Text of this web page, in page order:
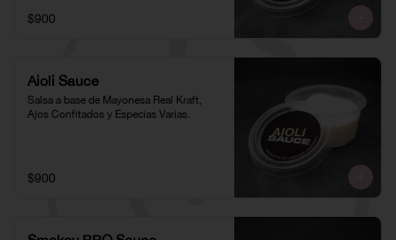
$900
Aioli Sauce
Salsa a base de Mayonesa Real Kraft,
Ajos Confitados y Especias Varias.
$900